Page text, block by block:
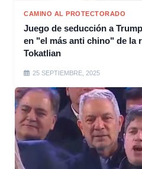
CAMINO AL PROTECTORADO
Juego de seducción a
en "el más anti chino" de la
Tokatlian
25 SEPTIEMBRE, 2025